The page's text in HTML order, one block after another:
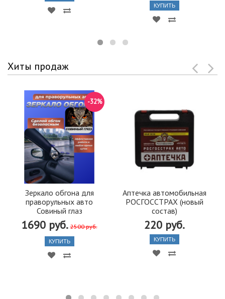
КУПИТЬ
Хиты продаж
Зеркало обгона для
праворульных авто
Совиный глаз
1690 руб. 2500 руб.
-32%
КУПИТЬ
Аптечка автомобильная
РОСГОССТРАХ (новый
состав)
220 руб.
КУПИТЬ